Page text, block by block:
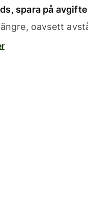
spara på
oavsett